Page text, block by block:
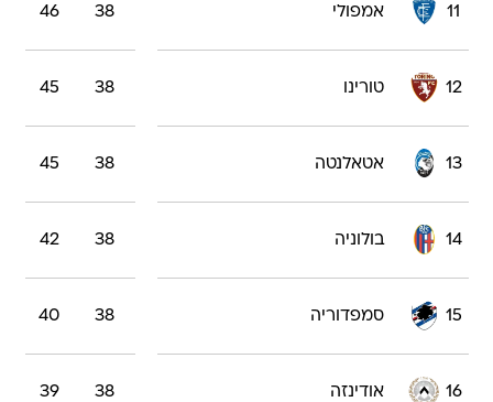
11 אמפולי 38
46
12 טורינו 38
45
13 אטאלנטה 38
45
14 בולוניה 38
42
15 סמפדוריה 38
40
16 אודינזה 38
39